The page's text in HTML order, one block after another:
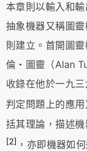
本章則以輸入和
抽象機器又稱圖
則建立。首開圖
倫・圖靈（Alan
收錄在他於一九
判定問題上的應用
括其理論，描述機
[2] ，亦即機器如